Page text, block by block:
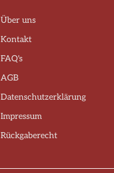
Über uns
Kontakt
FAQ's
AGB
Datenschutzerklärung
Impressum
Rückgaberecht